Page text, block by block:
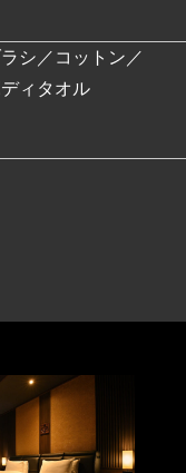
シ／コットン／
ィタオル